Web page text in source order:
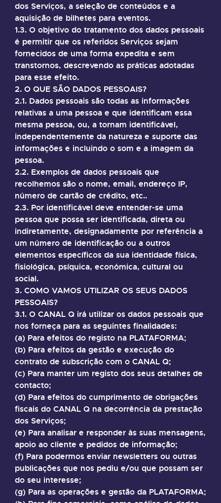
dos Serviços, a seleção de conteúdos e a
aquisição de bilhetes para eventos.
1.3. O objetivo do tratamento dos dados pessoais
é permitir que os referidos Serviços sejam
fornecidos de uma forma expedita e sem
transtornos, descrevendo as práticas adotadas
para esse efeito.
2. O QUE SÃO DADOS PESSOAIS?
2.1. Dados pessoais são todas as informações
relativas a uma pessoa e que identificam essa
mesma pessoa, ou, a tornam identificável,
independentemente da natureza e suporte das
informações e incluindo o som e a imagem da
pessoa.
2.2. Exemplos de dados pessoais que
recolhemos são o nome, email, endereço IP,
número de cartão de crédito, etc..
2.3. Por identificável deve entender-se uma
pessoa que possa ser identificada, direta ou
indiretamente, designadamente por referência a
um número de identificação ou a outros
elementos específicos da sua identidade física,
fisiológica, psíquica, económica, cultural ou
social.
3. COMO VAMOS UTILIZAR OS SEUS DADOS
PESSOAIS?
3.1. O CANAL Q irá utilizar os dados pessoais que
nos forneça para as seguintes finalidades:
(a) Para efeitos do registo na PLATAFORMA;
(b) Para efeitos da gestão e execução do
contrato de subscrição com o CANAL Q;
(c) Para manter um registo dos seus detalhes de
contacto;
(d) Para efeitos do cumprimento de obrigações
fiscais do CANAL Q na decorrência da prestação
dos Serviços;
(e) Para analisar e responder às suas mensagens,
apoio ao cliente e pedidos de informação;
(f) Para podermos enviar newsletters ou outras
publicações que nos pediu e/ou que possam ser
do seu interesse;
(g) Para as operações e gestão da PLATAFORMA;